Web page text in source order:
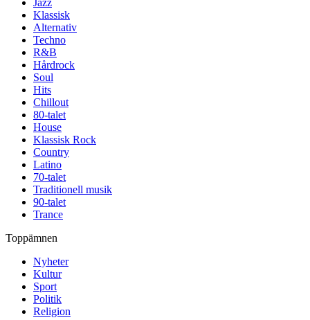
Jazz
Klassisk
Alternativ
Techno
R&B
Hårdrock
Soul
Hits
Chillout
80-talet
House
Klassisk Rock
Country
Latino
70-talet
Traditionell musik
90-talet
Trance
Toppämnen
Nyheter
Kultur
Sport
Politik
Religion